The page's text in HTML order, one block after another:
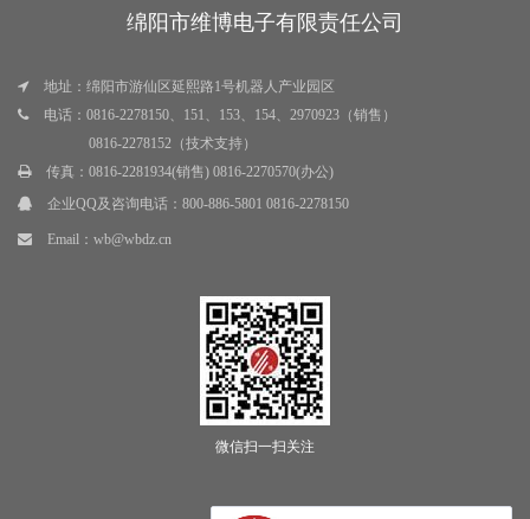
绵阳市维博电子有限责任公司
地址：绵阳市游仙区延熙路1号机器人产业园区
电话：0816-2278150、151、153、154、2970923（销售）
0816-2278152（技术支持）
传真：0816-2281934(销售) 0816-2270570(办公)
企业QQ及咨询电话： 800-886-5801 0816-2278150
Email： wb@wbdz.cn
微信扫一扫关注